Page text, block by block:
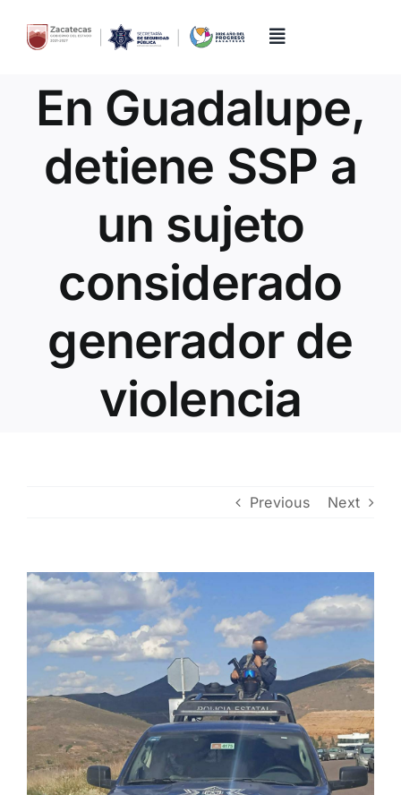
content
Toggle
Inicio
Directorio
Quiénes Somos
Trámites y Servicios
Transparencia
En Guadalupe,
detiene SSP a
un sujeto
considerado
generador de
violencia
Previous Next
View
Larger
Image